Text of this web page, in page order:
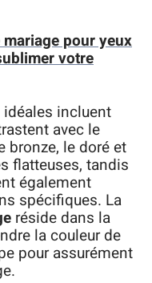
pour yeux
votre
incluent
avec le
bronze, le doré et
flatteuses, tandis
également
spécifiques. La
réside dans la
la couleur de
pour assurément